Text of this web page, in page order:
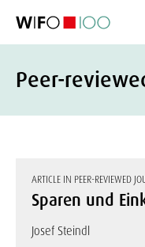
Peer-
ARTICLE IN PEER-REVIEWED
Sparen und
Josef Steindl